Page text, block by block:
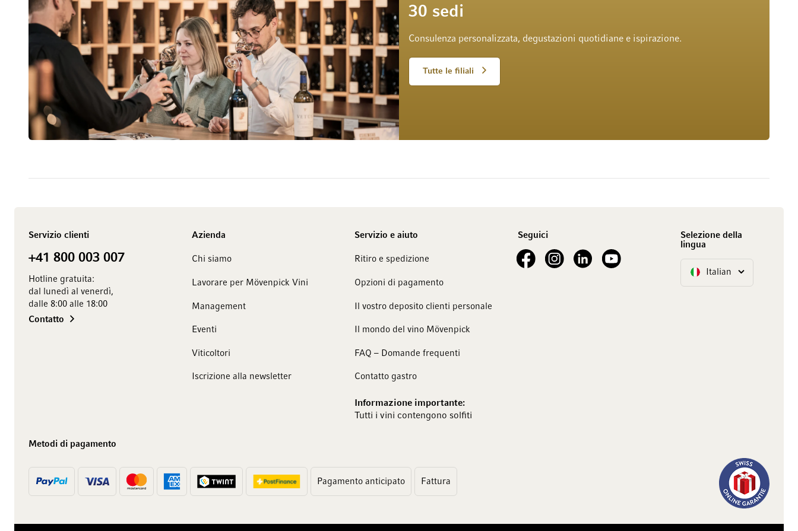
30 sedi
Consulenza personalizzata, degustazioni quotidiane e ispirazione.
Tutte le filiali
Servizio clienti
+41 800 003 007
Hotline gratuita:
dal lunedì al venerdì,
dalle 8:00 alle 18:00
Contatto
Azienda
Chi siamo
Lavorare per Mövenpick Vini
Management
Eventi
Viticoltori
Iscrizione alla newsletter
Servizio e aiuto
Ritiro e spedizione
Opzioni di pagamento
Il vostro deposito clienti personale
Il mondo del vino Mövenpick
FAQ – Domande frequenti
Contatto gastro
Informazione importante:
Tutti i vini contengono solfiti
Seguici
See our FacebookSee our Instagram account
See our LinkedInSee our YouTube channel
Selezione della
lingua
Lingua Italian
Metodi di pagamento
Pagamento anticipato Fattura